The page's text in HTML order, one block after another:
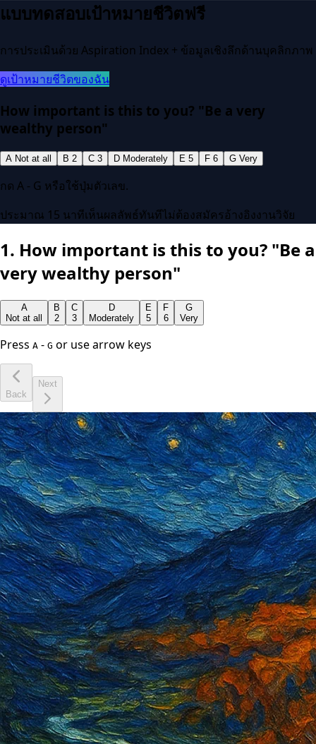
แบบทดสอบเป้าหมายชีวิตฟรี
การประเมินด้วย Aspiration Index + ข้อมูลเชิงลึกด้านบุคลิกภาพ
ดูเป้าหมายชีวิตของฉัน
How important is this to you? "Be a very
wealthy person"
A Not at all B 2 C 3 D Moderately E 5 F 6 G Very
กด A - G หรือใช้ปุ่มตัวเลข.
ประมาณ 15 นาทีเห็นผลลัพธ์ทันทีไม่ต้องสมัครอ้างอิงงานวิจัย
1. How important is this to you? "Be a
very wealthy person"
A
Not at all
B
2
C
3
D
Moderately
E
5
F
6
G
Very
Press A - G or use arrow keys
Back
Next